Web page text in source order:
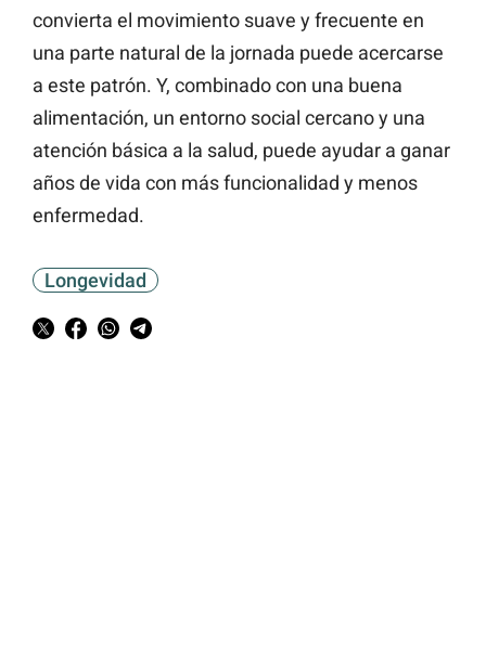
convierta el movimiento suave y frecuente en
una parte natural de la jornada puede acercarse
a este patrón. Y, combinado con una buena
alimentación, un entorno social cercano y una
atención básica a la salud, puede ayudar a ganar
años de vida con más funcionalidad y menos
enfermedad.
Longevidad